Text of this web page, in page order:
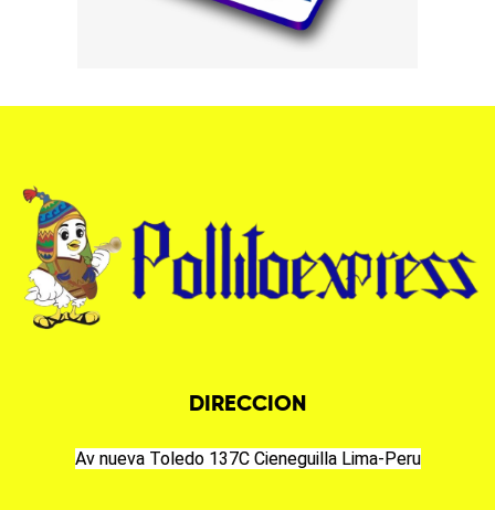
DIRECCION
Av nueva Toledo 137C Cieneguilla Lima-Peru